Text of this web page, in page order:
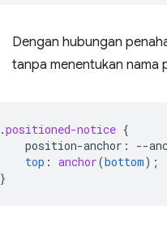
Dengan hubungan
tanpa menentukan nama
.positioned-notice {
position-anchor : --
top : anchor(bottom);
}